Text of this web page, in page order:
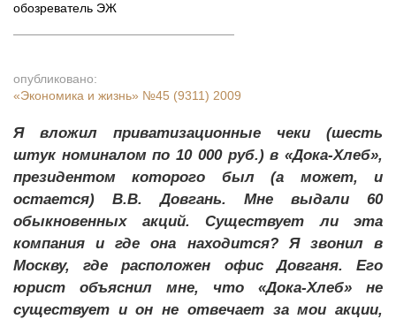
обозреватель ЭЖ
опубликовано:
«Экономика и жизнь» №45 (9311) 2009
Я вложил приватизационные чеки (шесть
штук номиналом по 10 000 руб.) в «Дока-Хлеб»,
президентом которого был (а может, и
остается) В.В. Довгань. Мне выдали 60
обыкновенных акций. Существует ли эта
компания и где она находится? Я звонил в
Москву, где расположен офис Довганя. Его
юрист объяснил мне, что «Дока-Хлеб» не
существует и он не отвечает за мои акции,